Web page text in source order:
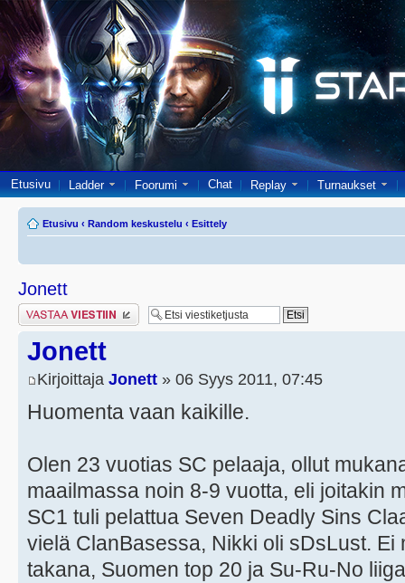
Etusivu Ladder Foorumi Chat Replay Turnaukset
Etusivu ‹ Random keskustelu ‹ Esittely
Jonett
Lähetä vastaus
Jonett
Kirjoittaja Jonett » 06 Syys 2011, 07:45
Huomenta vaan kaikille.
Olen 23 vuotias SC pelaaja, ollut
maailmassa noin 8-9 vuotta, eli joitakin
SC1 tuli pelattua Seven Deadly Sins
vielä ClanBasessa, Nikki oli sDsLust.
takana, Suomen top 20 ja Su-Ru-No